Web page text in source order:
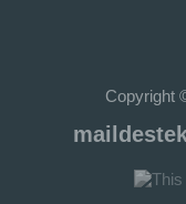
Copyright